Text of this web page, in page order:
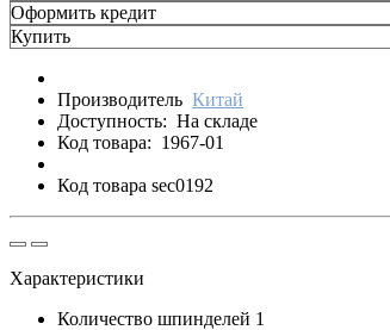
Оформить кредит
Купить
Производитель Китай
Доступность: На складе
Код товара: 1967-01
Код товара sec0192
Характеристики
Количество шпинделей 1